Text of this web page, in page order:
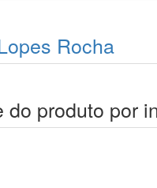
Rocha
produto por